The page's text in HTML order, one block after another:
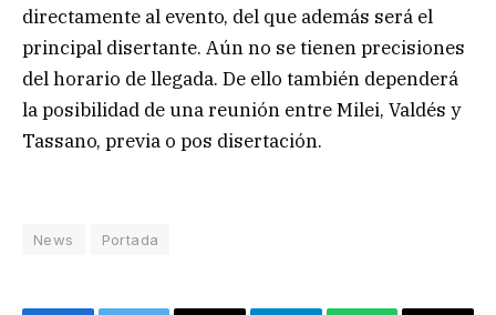
directamente al evento, del que además será el
principal disertante. Aún no se tienen precisiones
del horario de llegada. De ello también dependerá
la posibilidad de una reunión entre Milei, Valdés y
Tassano, previa o pos disertación.
News Portada